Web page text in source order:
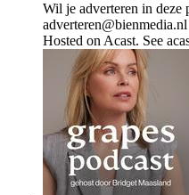
Wil je adverteren in deze
adverteren@bienmedia.nl
Hosted on Acast. See